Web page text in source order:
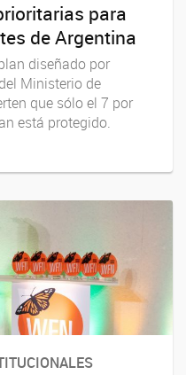
para
de Argentina
diseñado por
Ministerio de
que sólo el 7 por
está protegido.